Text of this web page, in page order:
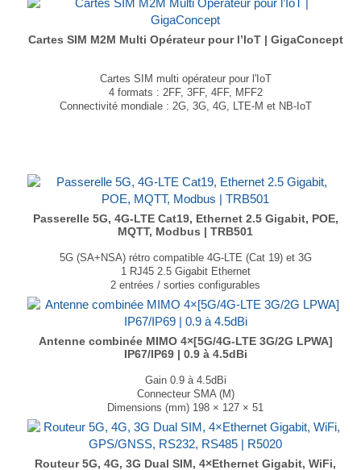
Cartes SIM M2M Multi Opérateur pour l’IoT | GigaConcept
Cartes SIM multi opérateur pour l'IoT
4 formats : 2FF, 3FF, 4FF, MFF2
Connectivité mondiale : 2G, 3G, 4G, LTE-M et NB-IoT
Passerelle 5G, 4G-LTE Cat19, Ethernet 2.5 Gigabit, POE,
MQTT, Modbus | TRB501
5G (SA+NSA) rétro compatible 4G-LTE (Cat 19) et 3G
1 RJ45 2.5 Gigabit Ethernet
2 entrées / sorties configurables
Prise en charge MQTT, Modbus
1 interface réseau virtuelle via micro USB
1 emplacement SIM (Mini SIM – 2FF)
Dimensions : 100 × 30 × 93,4 mm
Poids : 241 gr
Antenne combinée MIMO 4×[5G/4G-LTE 3G/2G LPWA]
IP67/IP69 | 0.9 à 4.5dBi
Gain 0.9 à 4.5dBi
Connecteur SMA (M)
Dimensions (mm) 198 × 127 × 51
T° de fonctionnement -40°C à +85°C
Disponible en noir et en blanc....
Routeur 5G, 4G, 3G Dual SIM, 4×Ethernet Gigabit, WiFi,